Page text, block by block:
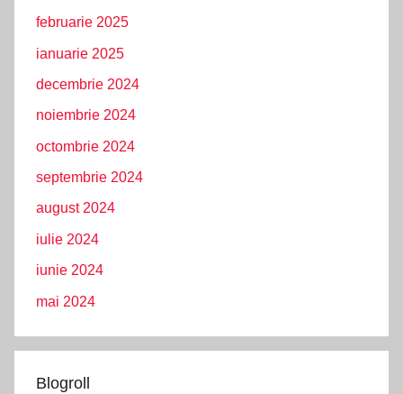
februarie 2025
ianuarie 2025
decembrie 2024
noiembrie 2024
octombrie 2024
septembrie 2024
august 2024
iulie 2024
iunie 2024
mai 2024
Blogroll